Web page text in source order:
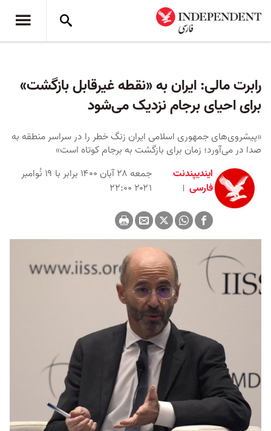
رابرت مالی: ایران به «نقطه غیرقابل بازگشت»
برای احیای برجام نزدیک می‌شود
«پیشروی‌‌های جمهوری اسلامی ایران زنگ خطر را در سراسر منطقه به
صدا در می‌آورد؛ زمان برای بازگشت به برجام کوتاه است»
ایندیپندنت
فارسی
جمعه ۲۸ آبان ۱۴۰۰ برابر با ۱۹ نُوامبر
۲۰۲۱ ۲۲:۰۰